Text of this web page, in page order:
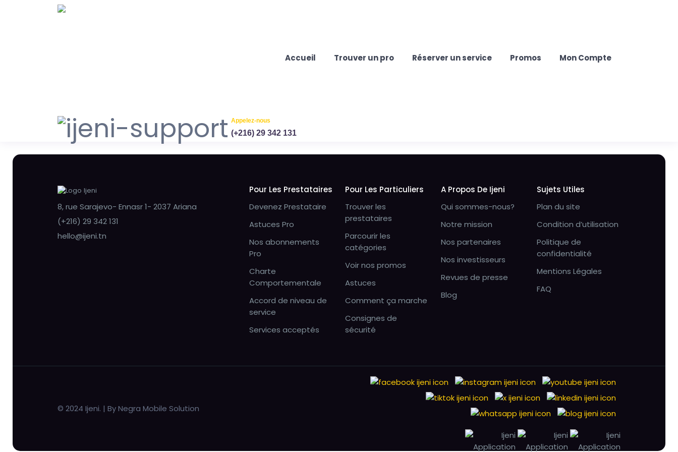
Accueil Trouver un pro Réserver un service Promos Mon Compte
Appelez-nous
(+216) 29 342 131
8, rue Sarajevo- Ennasr 1- 2037 Ariana
(+216) 29 342 131
hello@ijeni.tn
Pour Les Prestataires
Devenez Prestataire
Astuces Pro
Nos abonnements
Pro
Charte
Comportementale
Accord de niveau de
service
Services acceptés
Pour Les Particuliers
Trouver les
prestataires
Parcourir les
catégories
Voir nos promos
Astuces
Comment ça marche
Consignes de
sécurité
A Propos De Ijeni
Qui sommes-nous?
Notre mission
Nos partenaires
Nos investisseurs
Revues de presse
Blog
Sujets Utiles
Plan du site
Condition d’utilisation
Politique de
confidentialité
Mentions Légales
FAQ
© 2024 Ijeni. | By Negra Mobile Solution